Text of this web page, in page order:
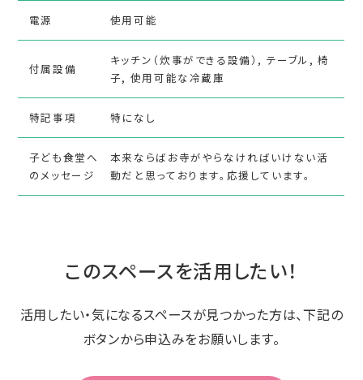
電源 使用可能
付属設備
キッチン（炊事ができる設備）, テーブル, 椅
子, 使用可能な冷蔵庫
特記事項 特になし
子ども食堂へ
のメッセージ
本来ならばお寺がやらなければいけない活
動だと思っております。応援しています。
このスペースを活用したい！
活用したい・気になるスペースが見つかった方は、下記の
ボタンから申込みをお願いします。